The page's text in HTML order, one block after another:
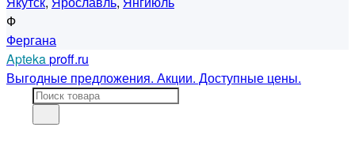
Ф
Фергана
Aptekaproff.ru
Выгодные предложения. Акции. Доступные цены.